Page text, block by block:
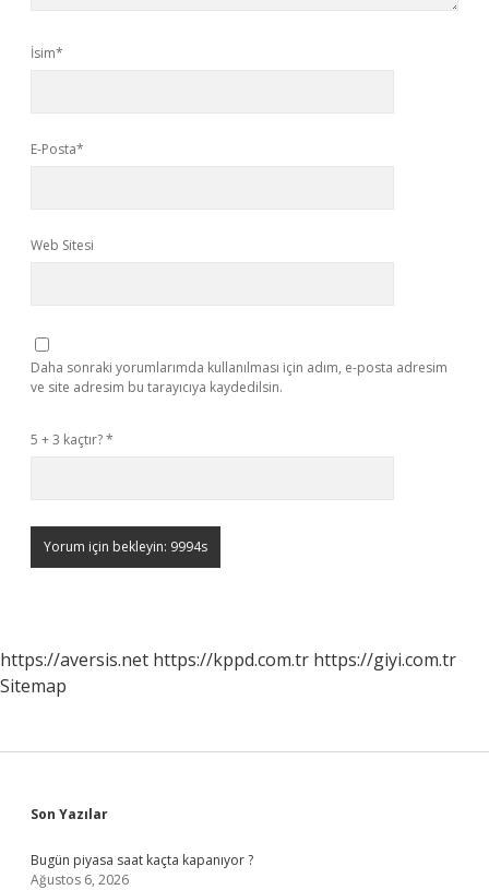
İsim*
E-Posta*
Web Sitesi
Daha sonraki yorumlarımda kullanılması için adım, e-posta adresim
ve site adresim bu tarayıcıya kaydedilsin.
5 + 3 kaçtır?*
https://aversis.net https://kppd.com.tr https://giyi.com.tr
Sitemap
Sidebar
Son Yazılar
Bugün piyasa saat kaçta kapanıyor ?
Ağustos 6, 2026